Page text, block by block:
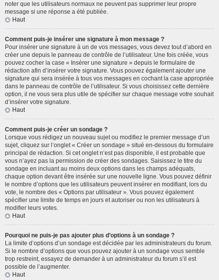
noter que les utilisateurs normaux ne peuvent pas supprimer leur propre
message si une réponse a été publiée.
Haut
Comment puis-je insérer une signature à mon message ?
Pour insérer une signature à un de vos messages, vous devez tout d’abord en
créer une depuis le panneau de contrôle de l’utilisateur. Une fois créée, vous
pouvez cocher la case « Insérer une signature » depuis le formulaire de
rédaction afin d’insérer votre signature. Vous pouvez également ajouter une
signature qui sera insérée à tous vos messages en cochant la case appropriée
dans le panneau de contrôle de l’utilisateur. Si vous choisissez cette dernière
option, il ne vous sera plus utile de spécifier sur chaque message votre souhait
d’insérer votre signature.
Haut
Comment puis-je créer un sondage ?
Lorsque vous rédigez un nouveau sujet ou modifiez le premier message d’un
sujet, cliquez sur l’onglet « Créer un sondage » situé en-dessous du formulaire
principal de rédaction. Si cet onglet n’est pas disponible, il est probable que
vous n’ayez pas la permission de créer des sondages. Saisissez le titre du
sondage en incluant au moins deux options dans les champs adéquats,
chaque option devant être insérée sur une nouvelle ligne. Vous pouvez définir
le nombre d’options que les utilisateurs peuvent insérer en modifiant, lors du
vote, le nombre des « Options par utilisateur ». Vous pouvez également
spécifier une limite de temps en jours et autoriser ou non les utilisateurs à
modifier leurs votes.
Haut
Pourquoi ne puis-je pas ajouter plus d’options à un sondage ?
La limite d’options d’un sondage est décidée par les administrateurs du forum.
Si le nombre d’options que vous pouvez ajouter à un sondage vous semble
trop restreint, essayez de demander à un administrateur du forum s’il est
possible de l’augmenter.
Haut